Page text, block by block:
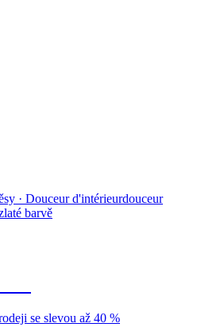
· Douceur d'intérieurdouceur
barvě
se slevou až 40 %